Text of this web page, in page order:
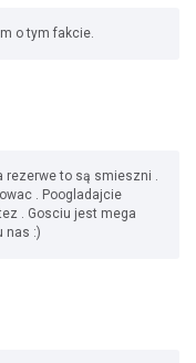
o tym fakcie.
rezerwe to są smieszni .
. Poogladajcie
. Gosciu jest mega
nas :)